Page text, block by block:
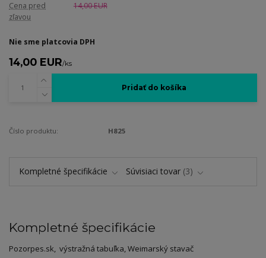
Cena pred
zľavou
14,00 EUR
Nie sme platcovia DPH
14,00 EUR/ks
Pridať do košíka
Číslo produktu: H825
Kompletné špecifikácie Súvisiaci tovar 3
Kompletné špecifikácie
Pozorpes.sk, výstražná tabuľka, Weimarský stavač